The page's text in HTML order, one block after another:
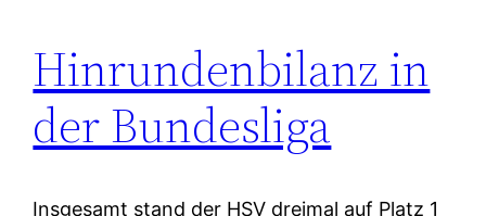
Hinrundenbilanz in
der Bundesliga
Insgesamt stand der HSV dreimal auf Platz 1